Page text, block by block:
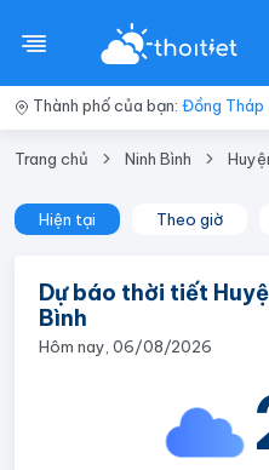
Thành phố của bạn: Đồng Tháp
Trang chủ Ninh Bình
Hiện tại Theo giờ
Dự báo thời tiết
Bình
Hôm nay, 06/08/2026